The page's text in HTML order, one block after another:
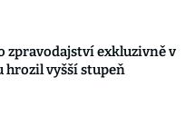
zpravodajství exkluzivně v
hrozil vyšší stupeň